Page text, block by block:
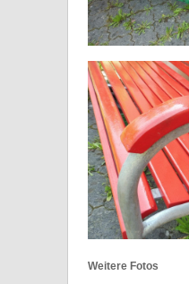
Weitere Fotos